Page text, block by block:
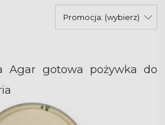
Promocja: (wybierz)
Agar gotowa pożywka do